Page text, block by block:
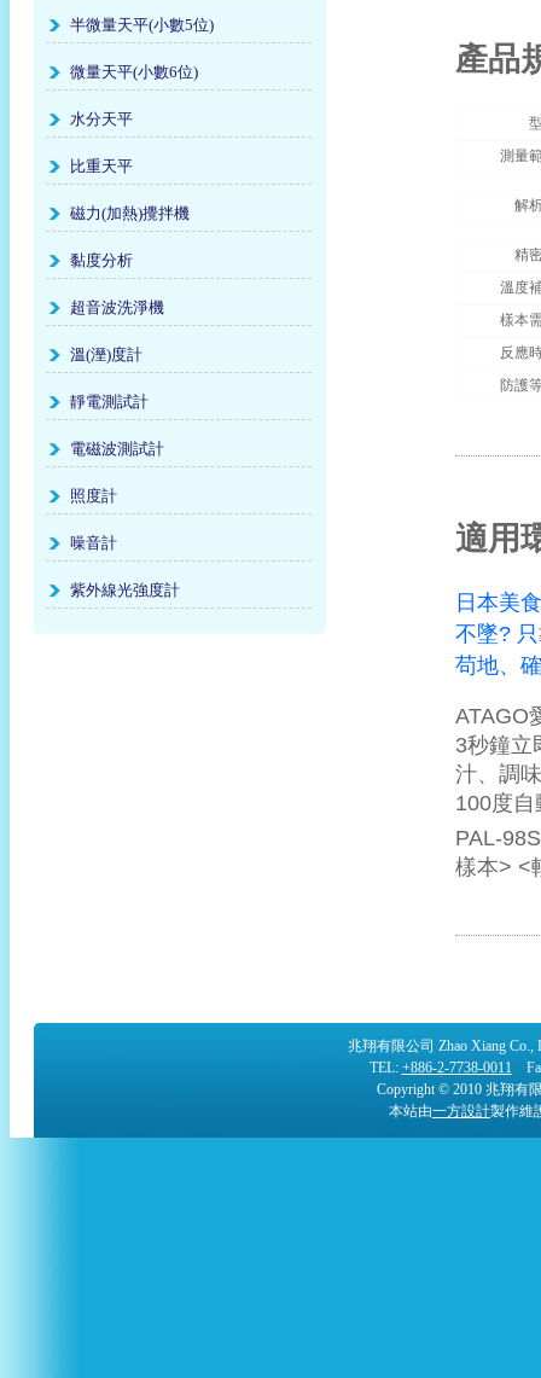
半微量天平(小數5位)
微量天平(小數6位)
水分天平
比重天平
磁力(加熱)攪拌機
黏度分析
超音波洗淨機
溫(溼)度計
靜電測試計
電磁波測試計
照度計
噪音計
紫外線光強度計
產品
測量
解
精
溫度
樣本
反應
防護
適用
日本美
不墜?
苟地、
ATAGO
3秒鐘立
汁、調
100度
PAL-
樣本> <
兆翔有限公司 Zhao Xiang
TEL: +886-2-7738-0011
Copyright © 2010 兆翔有
本站由一方設計製作維